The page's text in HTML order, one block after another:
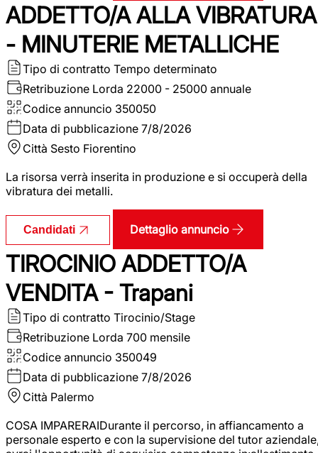
ADDETTO/A ALLA VIBRATURA
- MINUTERIE METALLICHE
Tipo di contratto Tempo determinato
Retribuzione Lorda 22000 - 25000 annuale
Codice annuncio 350050
Data di pubblicazione 7/8/2026
Città Sesto Fiorentino
La risorsa verrà inserita in produzione e si occuperà della
vibratura dei metalli.
Candidati Dettaglio annuncio
TIROCINIO ADDETTO/A
VENDITA - Trapani
Tipo di contratto Tirocinio/Stage
Retribuzione Lorda 700 mensile
Codice annuncio 350049
Data di pubblicazione 7/8/2026
Città Palermo
COSA IMPARERAIDurante il percorso, in affiancamento a
personale esperto e con la supervisione del tutor